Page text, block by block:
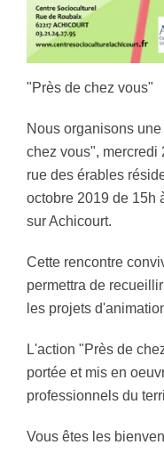
"Près de chez vous"
Nous organisons
chez vous", mercredi
rue des érables
octobre 2019 de 15h
sur Achicourt.
Cette rencontre
permettra de
les projets
L'action "Près de
portée et mis en
professionnels du
Vous êtes les